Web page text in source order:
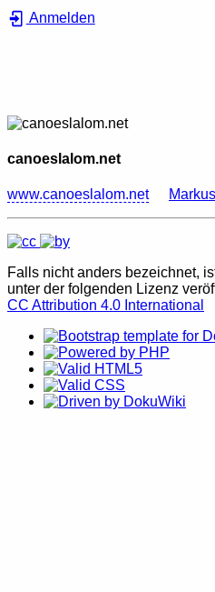
Anmelden
canoeslalom.net
www.canoeslalom.net
Falls nicht anders bezeichnet,
unter der folgenden Lizenz
CC Attribution 4.0 International